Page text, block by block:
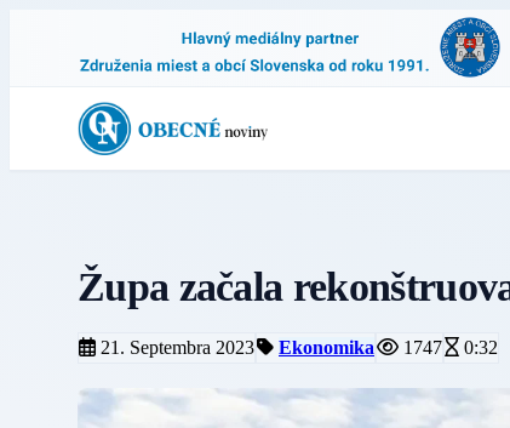
Župa začala
21. Septembra 2023 Ekonomika 1747 0:32